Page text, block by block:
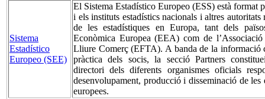
Sistema
Estadístico
Europeo (SEE)
El Sistema Estadístico Europeo (ESS) està format
i els instituts estadístics nacionals i altres autoritats
de les estadístiques en Europa, tant dels
Econòmica Europea (EEA) com de l’Associació
Lliure Comerç (EFTA). A banda de la informació
pràctica dels socis, la secció Partners
directori dels diferents organismes oficials
desenvolupament, producció i disseminació de les
europees.